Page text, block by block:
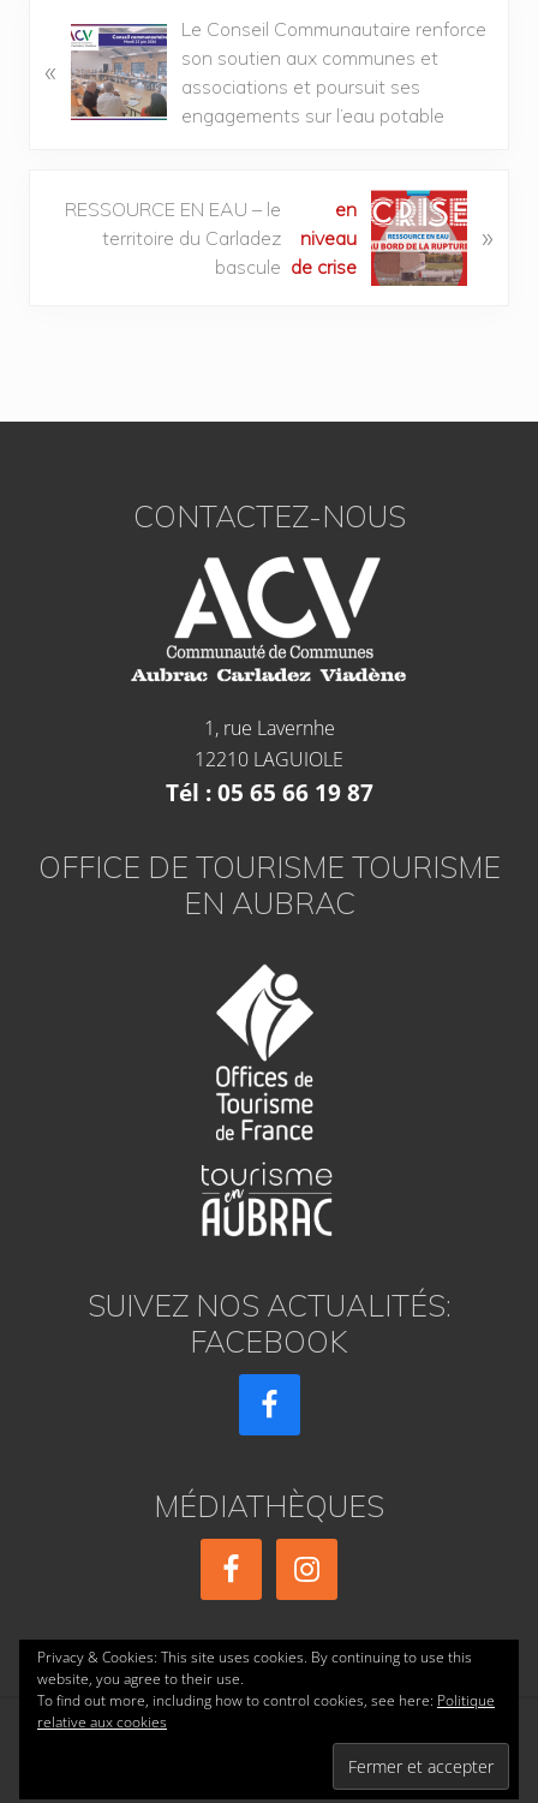
«
Le Conseil Communautaire renforce
son soutien aux communes et
associations et poursuit ses
engagements sur l’eau potable
RESSOURCE EN EAU – le
territoire du Carladez
bascule
en
niveau
de crise
»
CONTACTEZ-NOUS
1, rue Lavernhe
12210 LAGUIOLE
Tél : 05 65 66 19 87
OFFICE DE TOURISME TOURISME
EN AUBRAC
SUIVEZ NOS ACTUALITÉS:
FACEBOOK
MÉDIATHÈQUES
Accueil·Confidentialité·
Contact
Privacy & Cookies: This site uses cookies. By continuing to use this
website, you agree to their use.
To find out more, including how to control cookies, see here: Politique
relative aux cookies